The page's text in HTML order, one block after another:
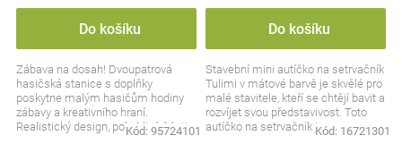
Do košíku
Zábava na dosah! Dvoupatrová
hasičská stanice s doplňky
poskytne malým hasičům hodiny
zábavy a kreativního hraní.
Realistický design, pohyblivé části a
Kód: 95724101
Do košíku
Stavební mini autíčko na setrvačník
Tulimi v mátové barvě je skvělé pro
malé stavitele, kteří se chtějí bavit a
rozvíjet svou představivost. Toto
autíčko na setrvačník je...
Kód: 16721301